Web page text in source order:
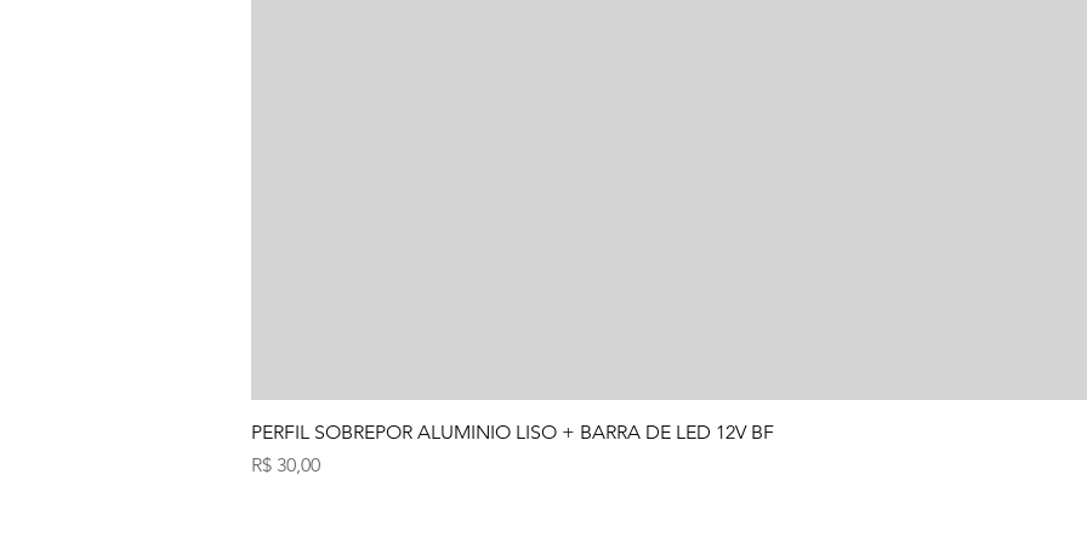
Visualização rápida
PERFIL SOBREPOR ALUMINIO LISO + BARRA DE LED 12V BF
Preço
R$ 30,00